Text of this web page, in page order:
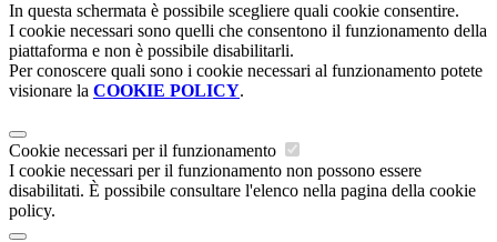
In questa schermata è possibile scegliere quali cookie consentire.
I cookie necessari sono quelli che consentono il funzionamento della
piattaforma e non è possibile disabilitarli.
Per conoscere quali sono i cookie necessari al funzionamento potete
visionare la COOKIE POLICY.
Cookie necessari per il funzionamento
I cookie necessari per il funzionamento non possono essere
disabilitati. È possibile consultare l'elenco nella pagina della cookie
policy.